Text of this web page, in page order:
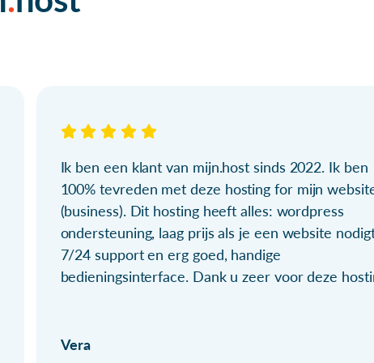
Ik ben een klant van mijn.host sinds 2022. Ik ben
100% tevreden met deze hosting for mijn
(business). Dit hosting heeft alles: wordpress
ondersteuning, laag prijs als je een website
7/24 support en erg goed, handige
bedieningsinterface. Dank u zeer voor deze
Vera